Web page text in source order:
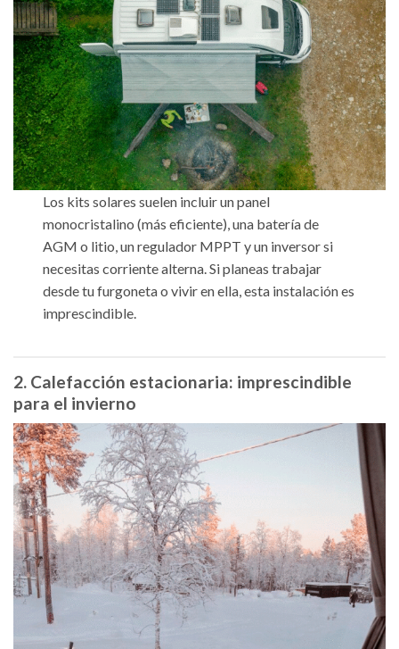
Los kits solares suelen incluir un panel
monocristalino (más eficiente), una batería de
AGM o litio, un regulador MPPT y un inversor si
necesitas corriente alterna. Si planeas trabajar
desde tu furgoneta o vivir en ella, esta instalación es
imprescindible.
2. Calefacción estacionaria: imprescindible
para el invierno